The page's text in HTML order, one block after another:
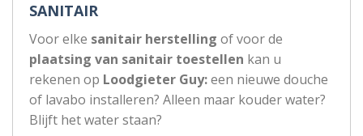
SANITAIR
Voor elke sanitair herstelling of voor de
plaatsing van sanitair toestellen kan u
rekenen op Loodgieter Guy:een nieuwe douche
of lavabo installeren? Alleen maar kouder water?
Blijft het water staan?